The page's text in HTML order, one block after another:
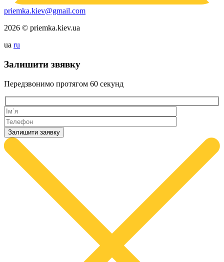
priemka.kiev@gmail.com
2026 © priemka.kiev.ua
ua ru
Залишити звявку
Передзвонимо протягом 60 секунд